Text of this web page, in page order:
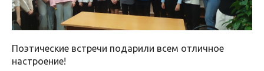
Поэтические встречи подарили всем отличное
настроение!